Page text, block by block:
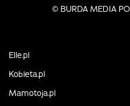
© BURDA MEDIA
Elle.pl
Kobieta.pl
Mamotoja.pl